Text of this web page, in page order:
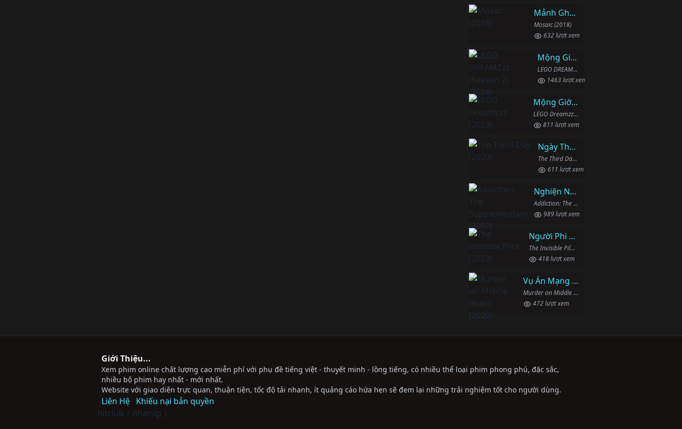
Mảnh Ghép
Mosaic (2018)
632 lượt xem
Mộng Giới (Phần 2)
LEGO DREAMZzz (Season 2) (2024)
1463 lượt xem
Mộng Giới (Phần 1)
LEGO Dreamzzz (2023)
811 lượt xem
Ngày Thứ Ba
The Third Day (2020)
611 lượt xem
Nghiện Ngập: Chuỗi Phim Bổ Trợ
Addiction: The Supplementary (2007)
989 lượt xem
Người Phi Công Vô Hình
The Invisible Pilot (2022)
418 lượt xem
Vụ Án Mạng Trên Đường Middle Beach
Murder on Middle Beach (2020)
472 lượt xem
Giới Thiệu...
Xem phim online chất lượng cao miễn phí với phụ đề tiếng việt - thuyết minh - lồng tiếng, có nhiều thể loại phim phong phú, đặc sắc,
nhiều bộ phim hay nhất - mới nhất.
Website với giao diện trực quan, thuận tiện, tốc độ tải nhanh, ít quảng cáo hứa hẹn sẽ đem lại những trải nghiệm tốt cho người dùng.
Liên Hệ Khiếu nại bản quyền
hitclub | nhatvip |